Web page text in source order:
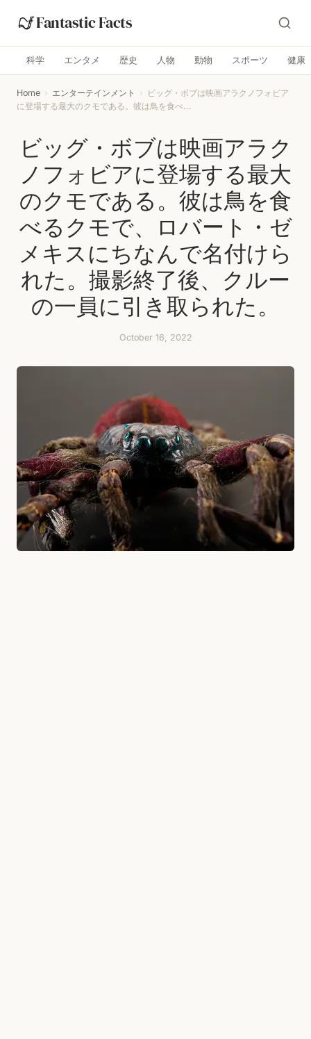
Fantastic Facts
科学 エンタメ 歴史 人物 動物 スポーツ 健康
Home › エンターテインメント › ビッグ・ボブは映画アラクノフォビア
に登場する最大のクモである。彼は鳥を食べ...
ビッグ・ボブは映画アラク
ノフォビアに登場する最大
のクモである。彼は鳥を食
べるクモで、ロバート・ゼ
メキスにちなんで名付けら
れた。撮影終了後、クルー
の一員に引き取られた。
October 16, 2022